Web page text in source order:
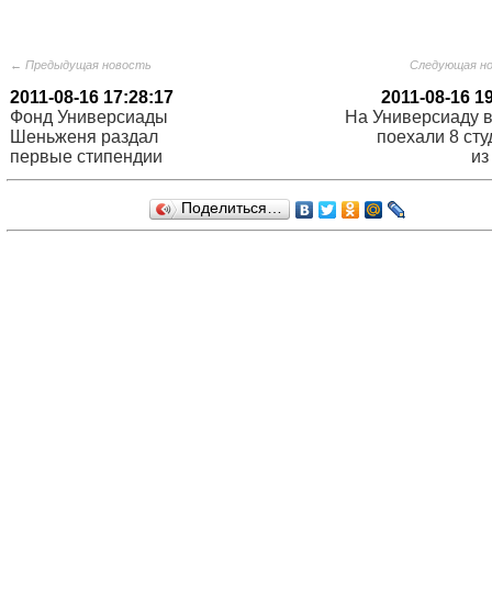
← Предыдущая новость
2011-08-16 17:28:17
Фонд Универсиады
Шеньженя раздал
первые стипендии
Следующая
2011-08-16
На Универсиаду
поехали 8
Поделиться…